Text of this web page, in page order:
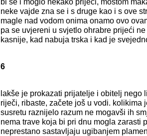
neke vajde zna se i s druge kao i s ove
magle nad vodom onima onamo ovo
pa se uvjereni u svjetlo ohrabre prijeći
kasnije, kad nabuja trska i kad je
6
lakše je prokazati prijatelje i obitelj nego
riječi, ribaste, začete još u vodi. kolikima
susretu raznijelo razum ne mogavši ih
nema trave koja bi pri dnu mogla zarasti
neprestano sastavljaju ugibanjem